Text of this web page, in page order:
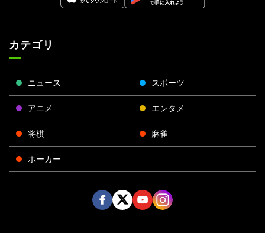
カテゴリ
ニュース スポーツ
アニメ エンタメ
将棋 麻雀
ポーカー